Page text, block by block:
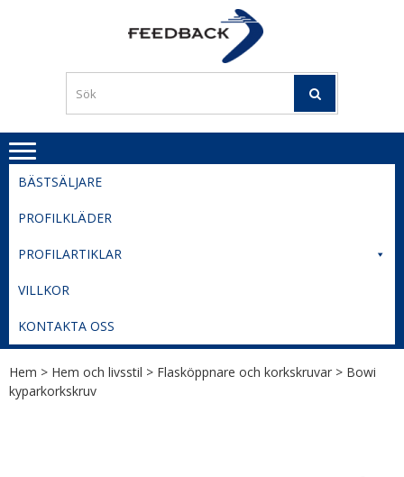
TIL
BESTE
PRISER
BÄSTSÄLJARE
PROFILKLÄDER
PROFILARTIKLAR
VILLKOR
KONTAKTA OSS
Hem > Hem och livsstil > Flasköppnare och korkskruvar > Bowi
kyparkorkskruv